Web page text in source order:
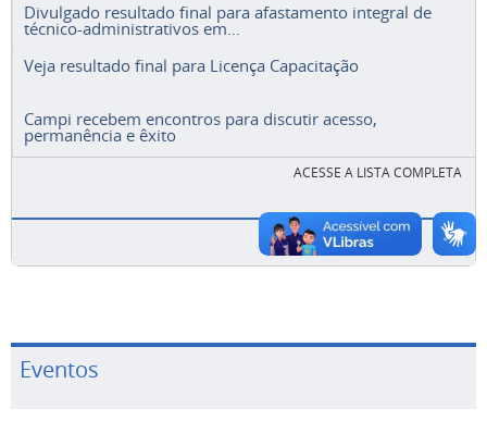
Divulgado resultado final para afastamento integral de
técnico-administrativos em...
Veja resultado final para Licença Capacitação
Campi recebem encontros para discutir acesso,
permanência e êxito
ACESSE A LISTA COMPLETA
Eventos